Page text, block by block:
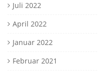
Juli 2022
April 2022
Januar 2022
Februar 2021